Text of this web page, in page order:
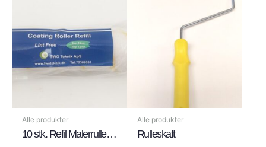
Alle produkter
10 stk. Refil Malerruller 23cm
Alle produkter
Rulleskaft